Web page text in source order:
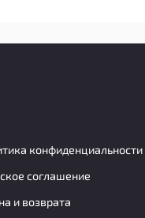
конфиденциальности
соглашение
и возврата